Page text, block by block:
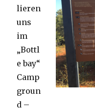
lieren
uns
im
„Bottl
e bay“
Camp
groun
d –